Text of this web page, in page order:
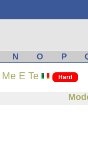
N O P
E Te Hard